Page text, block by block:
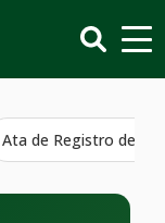
Ata de Registro de